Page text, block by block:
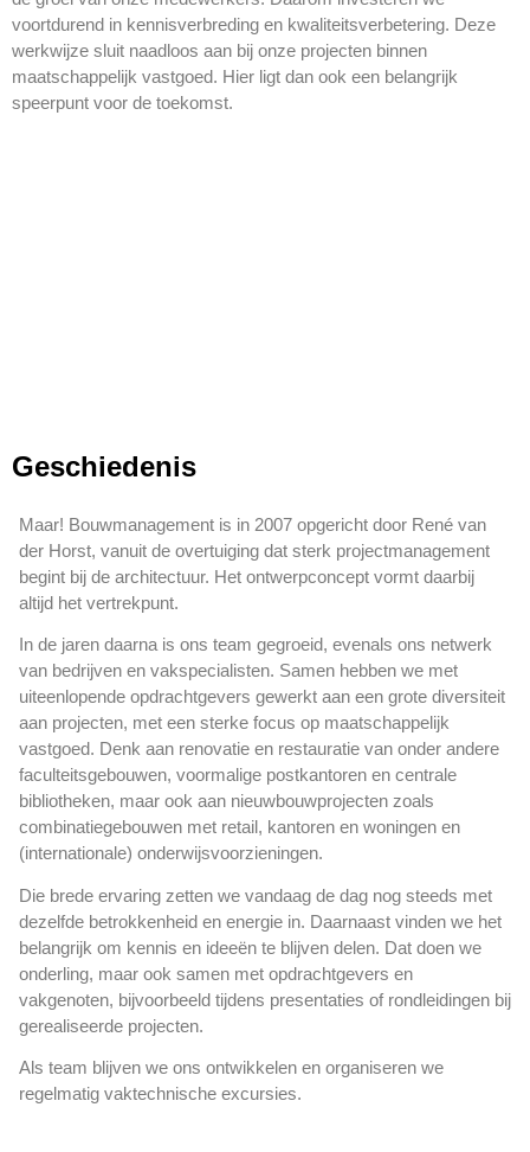
voortdurend in kennisverbreding en kwaliteitsverbetering. Deze
werkwijze sluit naadloos aan bij onze projecten binnen
maatschappelijk vastgoed. Hier ligt dan ook een belangrijk
speerpunt voor de toekomst.
Geschiedenis
Maar! Bouwmanagement is in 2007 opgericht door René van
der Horst, vanuit de overtuiging dat sterk projectmanagement
begint bij de architectuur. Het ontwerpconcept vormt daarbij
altijd het vertrekpunt.
In de jaren daarna is ons team gegroeid, evenals ons netwerk
van bedrijven en vakspecialisten. Samen hebben we met
uiteenlopende opdrachtgevers gewerkt aan een grote diversiteit
aan projecten, met een sterke focus op maatschappelijk
vastgoed. Denk aan renovatie en restauratie van onder andere
faculteitsgebouwen, voormalige postkantoren en centrale
bibliotheken, maar ook aan nieuwbouwprojecten zoals
combinatiegebouwen met retail, kantoren en woningen en
(internationale) onderwijsvoorzieningen.
Die brede ervaring zetten we vandaag de dag nog steeds met
dezelfde betrokkenheid en energie in. Daarnaast vinden we het
belangrijk om kennis en ideeën te blijven delen. Dat doen we
onderling, maar ook samen met opdrachtgevers en
vakgenoten, bijvoorbeeld tijdens presentaties of rondleidingen bij
gerealiseerde projecten.
Als team blijven we ons ontwikkelen en organiseren we
regelmatig vaktechnische excursies.